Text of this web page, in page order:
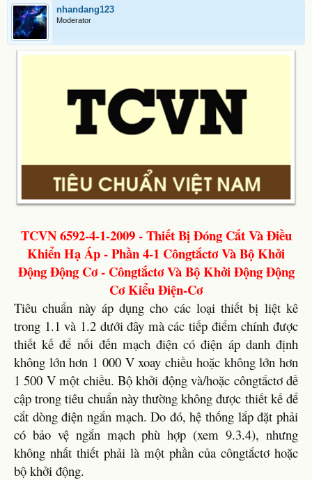
nhandang123
Moderator
TCVN 6592-4-1-2009 - Thiết Bị Đóng Cắt Và Điều
Khiển Hạ Áp - Phần 4-1 Côngtắctơ Và Bộ Khởi
Động Động Cơ - Côngtắctơ Và Bộ Khởi Động Động
Cơ Kiểu Điện-Cơ
Tiêu chuẩn này áp dụng cho các loại thiết bị liệt kê
trong 1.1 và 1.2 dưới đây mà các tiếp điểm chính được
thiết kế để nối đến mạch điện có điện áp danh định
không lớn hơn 1 000 V xoay chiều hoặc không lớn hơn
1 500 V một chiều. Bộ khởi động và/hoặc côngtắctơ đề
cập trong tiêu chuẩn này thường không được thiết kế để
cắt dòng điện ngắn mạch. Do đó, hệ thống lắp đặt phải
có bảo vệ ngắn mạch phù hợp (xem 9.3.4), nhưng
không nhất thiết phải là một phần của côngtắctơ hoặc
bộ khởi động.